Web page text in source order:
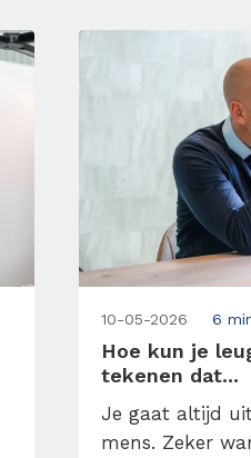
10-05-2026 6
Hoe kun je
tekenen dat...
Je gaat altijd
mens. Zeker